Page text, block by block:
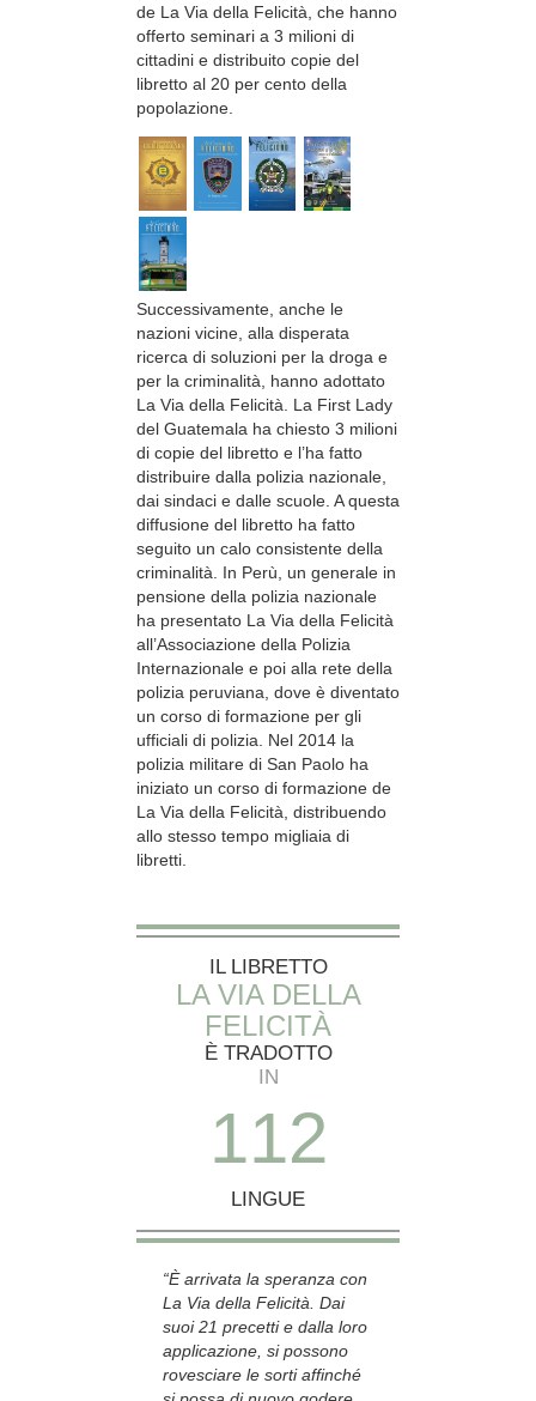
de La Via della Felicità, che hanno
offerto seminari a 3 milioni di
cittadini e distribuito copie del
libretto al 20 per cento della
popolazione.
Successivamente, anche le
nazioni vicine, alla disperata
ricerca di soluzioni per la droga e
per la criminalità, hanno adottato
La Via della Felicità. La First Lady
del Guatemala ha chiesto 3 milioni
di copie del libretto e l’ha fatto
distribuire dalla polizia nazionale,
dai sindaci e dalle scuole. A questa
diffusione del libretto ha fatto
seguito un calo consistente della
criminalità. In Perù, un generale in
pensione della polizia nazionale
ha presentato La Via della Felicità
all’Associazione della Polizia
Internazionale e poi alla rete della
polizia peruviana, dove è diventato
un corso di formazione per gli
ufficiali di polizia. Nel 2014 la
polizia militare di San Paolo ha
iniziato un corso di formazione de
La Via della Felicità, distribuendo
allo stesso tempo migliaia di
libretti.
IL LIBRETTO
LA VIA DELLA
FELICITÀ
È TRADOTTO
IN
112
LINGUE
“È arrivata la speranza con
La Via della Felicità. Dai
suoi 21 precetti e dalla loro
applicazione, si possono
rovesciare le sorti affinché